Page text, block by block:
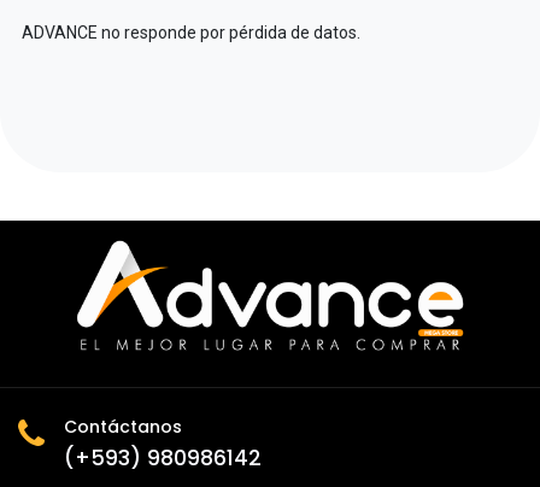
ADVANCE no responde por pérdida de datos.
Contáctanos
(+593) 980986142